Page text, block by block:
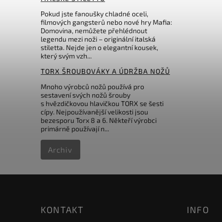
Pokud jste fanoušky chladné oceli,
filmových gangsterů nebo nové hry Mafia:
Domovina, nemůžete přehlédnout
legendu mezi noži – originální italská
stiletta. Nejde jen o elegantní kousek,
který svým vzh...
TORX ŠROUBOVÁKY A ÚDRŽBA NOŽŮ
Mnoho výrobců nožů používá pro
sestavení svých nožů šrouby
s hvězdičkovou hlavičkou TORX se šesti
cípy. Nejpoužívanější velikosti jsou
bezesporu Torx 8 a 6. Někteří výrobci
primárně používají n...
Archiv
KONTAKT INFO